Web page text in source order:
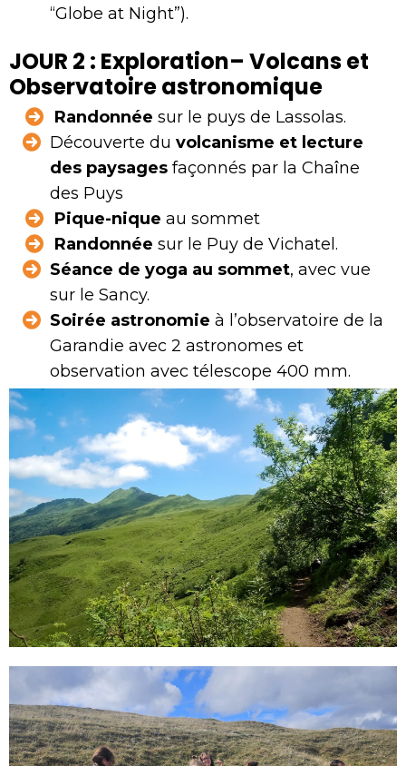
“Globe at Night”).
JOUR 2 : Exploration– Volcans et
Observatoire astronomique
Randonnée sur le puys de Lassolas.
Découverte du volcanisme et lecture
des paysages façonnés par la Chaîne
des Puys
Pique-nique au sommet
Randonnée sur le Puy de Vichatel.
Séance de yoga au sommet, avec vue
sur le Sancy.
Soirée astronomie à l’observatoire de la
Garandie avec 2 astronomes et
observation avec télescope 400 mm.